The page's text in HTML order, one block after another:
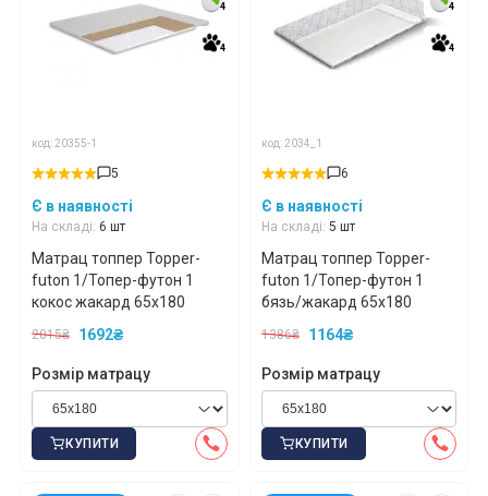
4
4
код: 20355-1
5
Є в наявності
На складі: 6 шт
4
4
Матрац топпер Topper-
futon 1/Топер-футон 1
кокос жакард 65x180
2015₴ 1692₴
Розмір матрацу
КУПИТИ
4
4
код: 2034_1
6
Є в наявності
На складі: 5 шт
4
4
Матрац топпер Topper-
futon 1/Топер-футон 1
бязь/жакард 65x180
1386₴ 1164₴
Розмір матрацу
КУПИТИ